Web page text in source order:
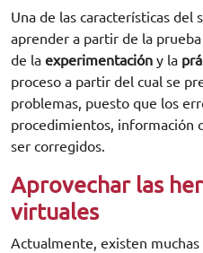
Una de las características del
aprender a partir de la
de la experimentación y la
proceso a partir del cual se
problemas, puesto que los
procedimientos, información
ser corregidos.
Aprovechar las
virtuales
Actualmente, existen